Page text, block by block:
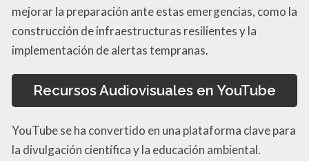
mejorar la preparación ante estas emergencias, como la
construcción de infraestructuras resilientes y la
implementación de alertas tempranas.
Recursos Audiovisuales en YouTube
YouTube se ha convertido en una plataforma clave para
la divulgación científica y la educación ambiental.